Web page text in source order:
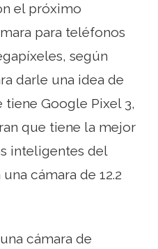
el próximo
para teléfonos
según
darle una idea de
Google Pixel 3,
que tiene la mejor
inteligentes del
cámara de 12.2
cámara de